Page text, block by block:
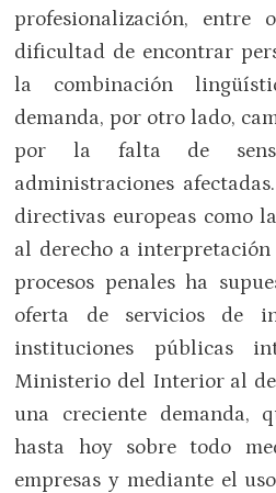
profesionalización, entre
dificultad de encontrar
la combinación
demanda, por otro lado,
por la falta de
administraciones
directivas europeas como
al derecho a
procesos penales ha
oferta de servicios de
instituciones públicas
Ministerio del Interior al
una creciente demanda,
hasta hoy sobre todo
empresas y mediante el